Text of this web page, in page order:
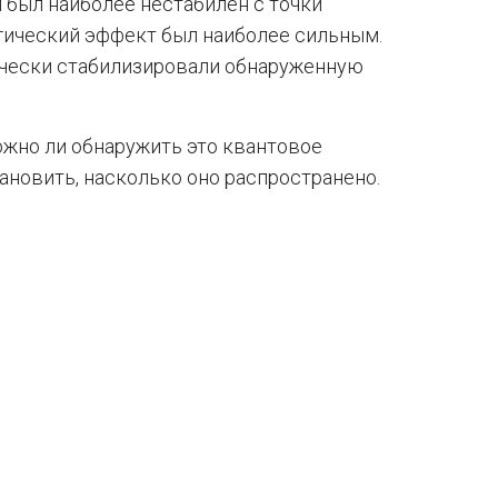
эффект был наиболее сильным.
стабилизировали обнаруженную
ли обнаружить это квантовое
насколько оно распространено.